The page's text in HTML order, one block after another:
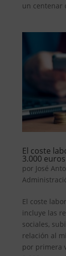
un centenar
El coste
3.000
por José
El coste
incluye las
sociales,
relación al
por primera